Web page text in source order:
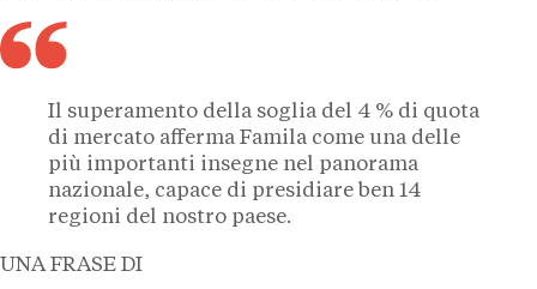
Il superamento della soglia del 4 % di quota
di mercato afferma Famila come una delle
più importanti insegne nel panorama
nazionale, capace di presidiare ben 14
regioni del nostro paese.
UNA FRASE DI